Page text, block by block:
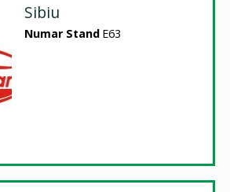
Sibiu
Numar Stand E63